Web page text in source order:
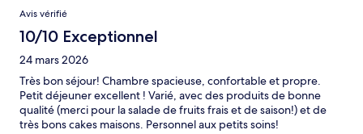
Avis vérifié
10/10 Exceptionnel
24 mars 2026
Très bon séjour! Chambre spacieuse, confortable et propre.
Petit déjeuner excellent ! Varié, avec des produits de bonne
qualité (merci pour la salade de fruits frais et de saison!) et de
très bons cakes maisons. Personnel aux petits soins!